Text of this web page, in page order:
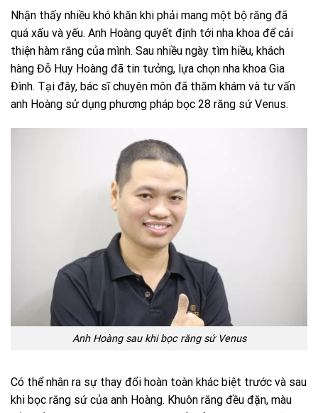
Nhận thấy nhiều khó khăn khi phải mang một bộ răng đã
quá xấu và yếu. Anh Hoàng quyết định tới nha khoa để cải
thiện hàm răng của mình. Sau nhiều ngày tìm hiều, khách
hàng Đỗ Huy Hoàng đã tin tưởng, lựa chọn nha khoa Gia
Đình. Tại đây, bác sĩ chuyên môn đã thăm khám và tư vấn
anh Hoàng sử dụng phương pháp bọc 28 răng sứ Venus.
Anh Hoàng sau khi bọc răng sứ Venus
Có thể nhân ra sự thay đổi hoàn toàn khác biệt trước và sau
khi bọc răng sứ của anh Hoàng. Khuôn răng đều đặn, màu